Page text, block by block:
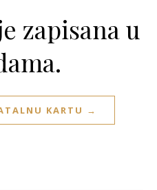
zapisana u
KARTU →